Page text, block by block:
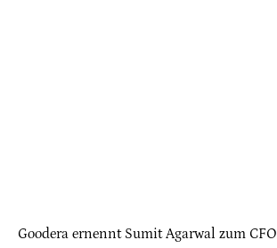
Goodera ernennt Sumit Agarwal zum CFO